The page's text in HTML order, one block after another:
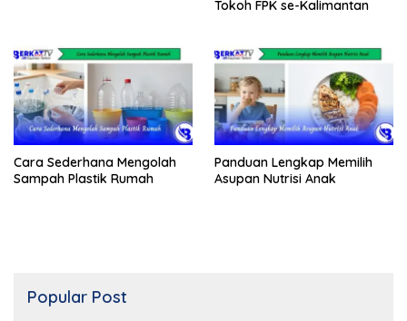
Tokoh FPK se-Kalimantan
Cara Sederhana Mengolah
Sampah Plastik Rumah
Panduan Lengkap Memilih
Asupan Nutrisi Anak
Popular Post